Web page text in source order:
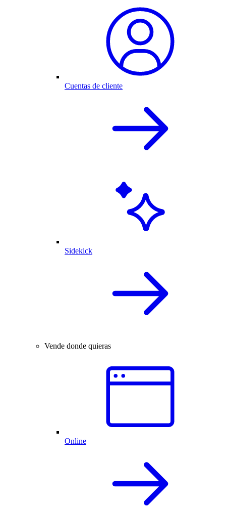
Cuentas de cliente
Sidekick
Vende donde quieras
Online